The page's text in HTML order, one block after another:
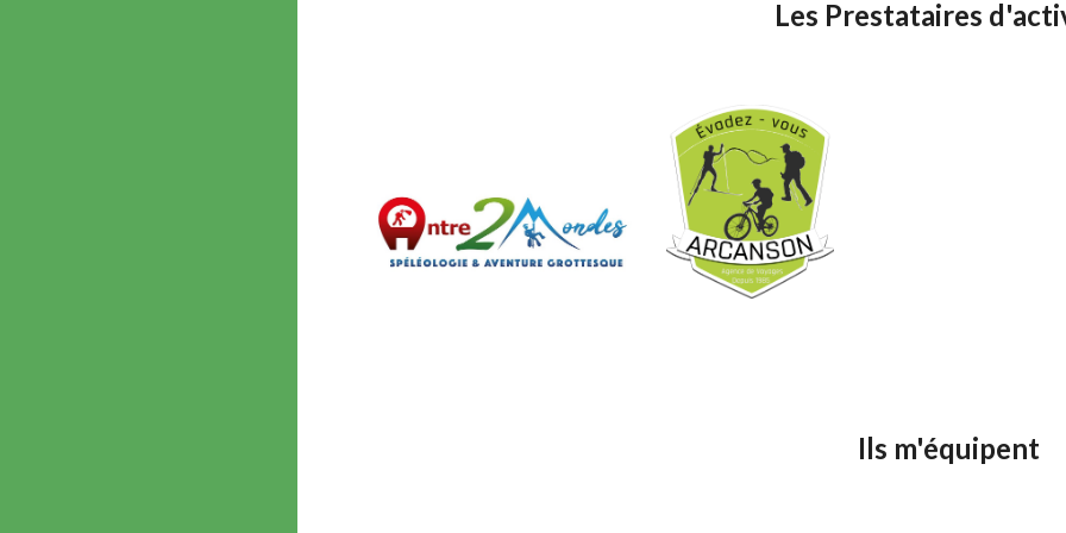
Les Prestataires
Ils m'équipent